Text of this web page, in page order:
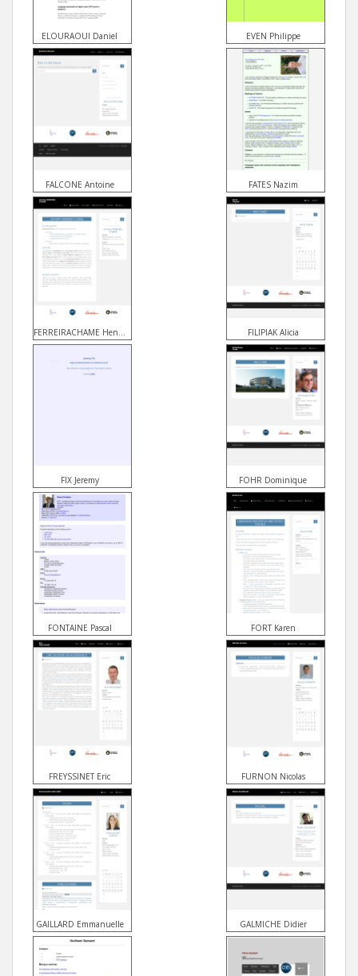
ELOURAOUI Daniel EVEN Philippe
FALCONE Antoine FATES Nazim
FERREIRACHAME Hendry FILIPIAK Alicia
FIX Jeremy FOHR Dominique
FONTAINE Pascal FORT Karen
FREYSSINET Eric FURNON Nicolas
GAILLARD Emmanuelle GALMICHE Didier